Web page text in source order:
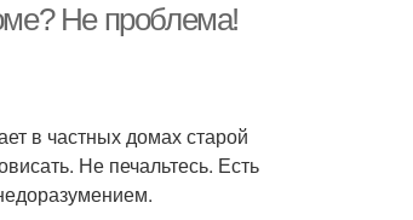
Не проблема!
в частных домах старой
Не печальтесь. Есть